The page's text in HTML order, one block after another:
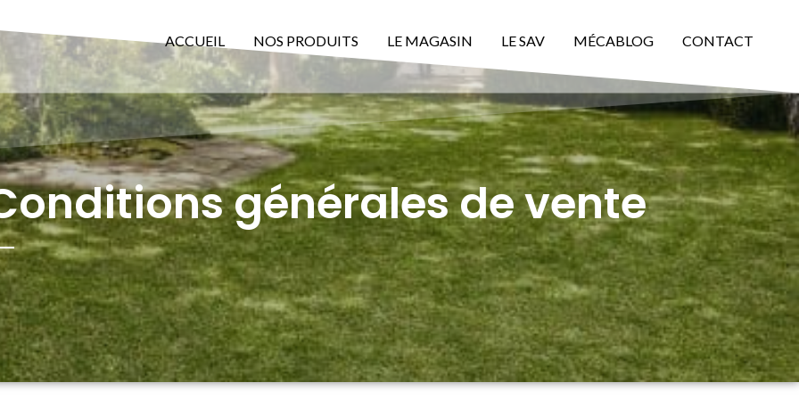
ACCUEIL NOS PRODUITS LE MAGASIN LE SAV MÉCABLOG CONTACT
générales de vente